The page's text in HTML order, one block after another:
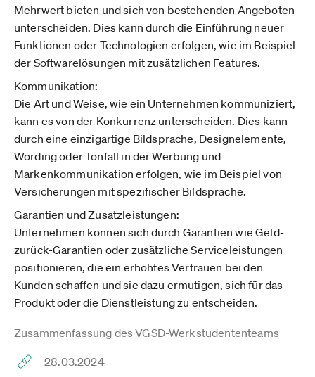
Mehrwert bieten und sich von bestehenden Angeboten
unterscheiden. Dies kann durch die Einführung neuer
Funktionen oder Technologien erfolgen, wie im Beispiel
der Softwarelösungen mit zusätzlichen Features.
Kommunikation:
Die Art und Weise, wie ein Unternehmen kommuniziert,
kann es von der Konkurrenz unterscheiden. Dies kann
durch eine einzigartige Bildsprache, Designelemente,
Wording oder Tonfall in der Werbung und
Markenkommunikation erfolgen, wie im Beispiel von
Versicherungen mit spezifischer Bildsprache.
Garantien und Zusatzleistungen:
Unternehmen können sich durch Garantien wie Geld-
zurück-Garantien oder zusätzliche Serviceleistungen
positionieren, die ein erhöhtes Vertrauen bei den
Kunden schaffen und sie dazu ermutigen, sich für das
Produkt oder die Dienstleistung zu entscheiden.
Zusammenfassung des VGSD-Werkstudententeams
28.03.2024